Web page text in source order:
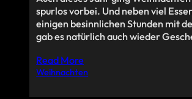
spurlos vorbei. Und neben viel
einigen besinnlichen Stunden mit
gab es natürlich auch wieder
Read More
Weihnachten